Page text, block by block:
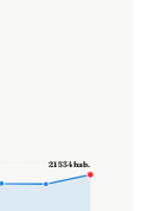
21 534 hab.